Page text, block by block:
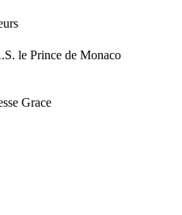
le Prince de Monaco
Grace